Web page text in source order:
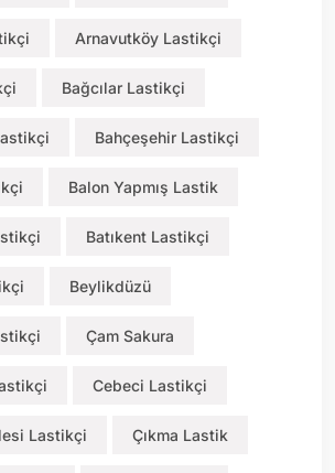
Arnavutköy Lastikçi
Bağcılar Lastikçi
Bahçeşehir Lastikçi
Balon Yapmış Lastik
Batıkent Lastikçi
Beylikdüzü
Çam Sakura
Cebeci Lastikçi
Lastikçi Çıkma Lastik